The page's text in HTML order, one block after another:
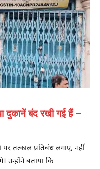
दुकानें बंद रखी गई हैं –
पर तत्काल प्रतिबंध लगाए, नहीं
उन्होंने बताया कि